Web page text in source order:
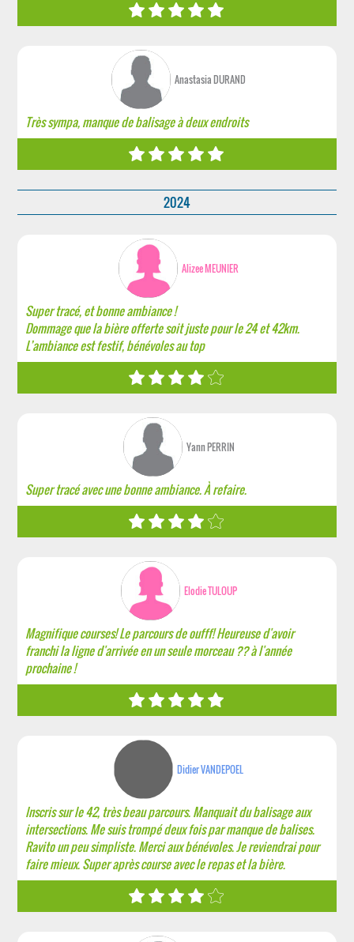
Anastasia DURAND
Très sympa, manque de balisage à deux endroits
2024
Alizee MEUNIER
Super tracé, et bonne ambiance !
Dommage que la bière offerte soit juste pour le 24 et 42km.
L’ambiance est festif, bénévoles au top
Yann PERRIN
Super tracé avec une bonne ambiance. À refaire.
Elodie TULOUP
Magnifique courses! Le parcours de oufff! Heureuse d'avoir
franchi la ligne d'arrivée en un seule morceau ?? à l'année
prochaine !
Didier VANDEPOEL
Inscris sur le 42, très beau parcours. Manquait du balisage aux
intersections. Me suis trompé deux fois par manque de balises.
Ravito un peu simpliste. Merci aux bénévoles. Je reviendrai pour
faire mieux. Super après course avec le repas et la bière.